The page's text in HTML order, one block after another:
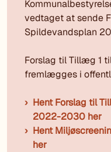
vedtaget at sende
Spildevandsplan
Forslag til Tillæg 1
fremlægges i
Hent Forslag til
2022-2030 her
Hent
her